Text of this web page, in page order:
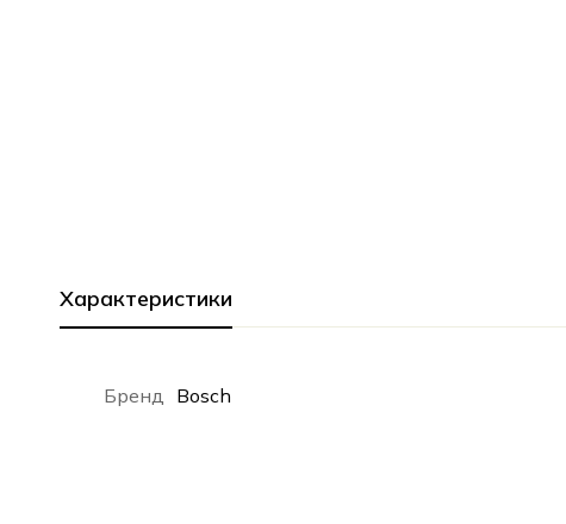
Характеристики
Бренд Bosch